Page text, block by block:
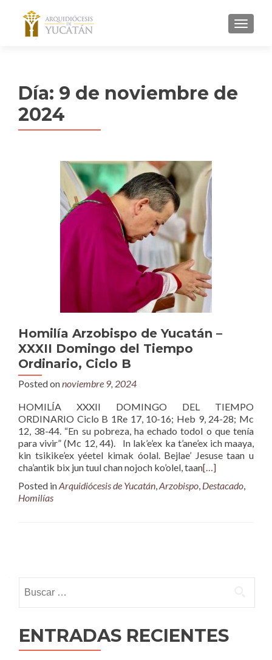
MENU
Día: 9 de noviembre de
2024
Homilía Arzobispo de Yucatán –
XXXII Domingo del Tiempo
Ordinario, Ciclo B
Posted onnoviembre 9, 2024
HOMILÍA XXXII DOMINGO DEL TIEMPO
ORDINARIO Ciclo B 1Re 17, 10-16; Heb 9, 24-28; Mc
12, 38-44. “En su pobreza, ha echado todol o que tenía
para vivir” (Mc 12, 44). In lak’e’ex ka t’ane’ex ich maaya,
kin tsikike’ex yéetel kimak óolal. Bejlae’ Jesuse taan u
cha’antik bix jun tuul chan nojoch ko’olel, taan[…]
Posted inArquidiócesis de Yucatán,Arzobispo, Destacado,
Homilías
navigation
ENTRADAS RECIENTES